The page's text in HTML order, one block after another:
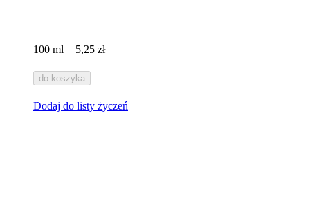
100 ml = 5,25 zł
do koszyka
Dodaj do listy życzeń